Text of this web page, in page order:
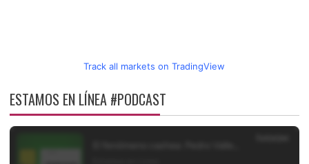
Track all markets on TradingView
ESTAMOS EN LÍNEA #PODCAST